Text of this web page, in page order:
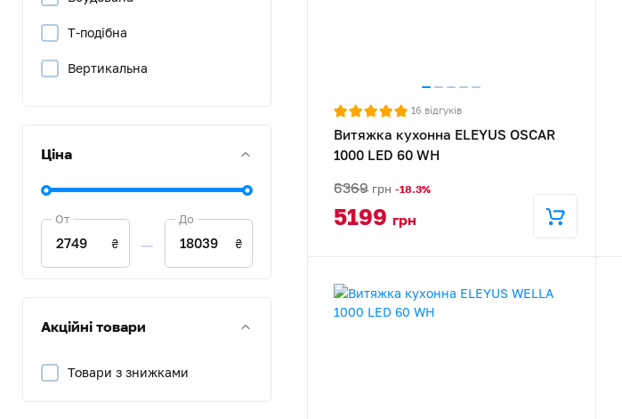
Т-подібна
Вертикальна
Ціна
От
₴ —
До
₴
Акційні товари
Товари з знижками
16 відгуків
Витяжка кухонна ELEYUS OSCAR
1000 LED 60 WH
6369 грн -18.3%
5199 грн